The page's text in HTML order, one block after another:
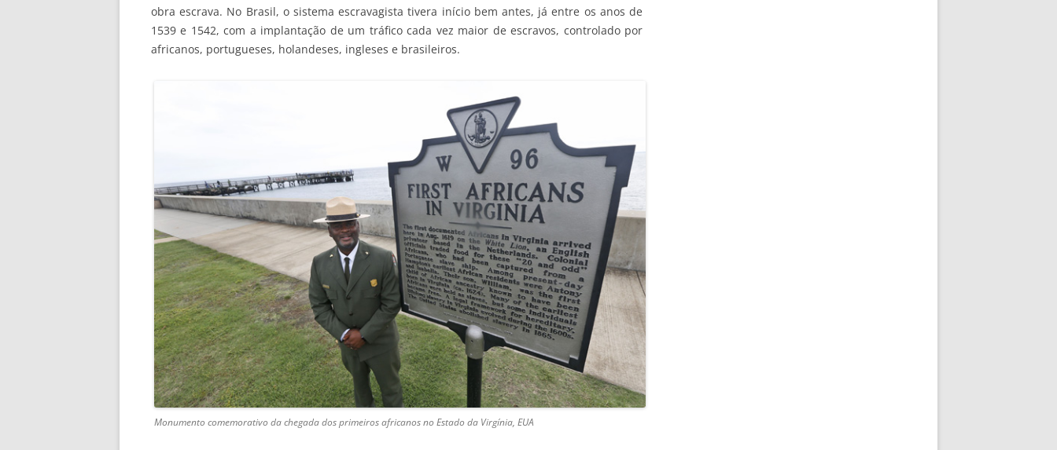
obra escrava. No Brasil, o sistema escravagista tivera início bem antes, já entre os anos de
1539 e 1542, com a implantação de um tráfico cada vez maior de escravos, controlado por
africanos, portugueses, holandeses, ingleses e brasileiros.
Monumento comemorativo da chegada dos primeiros africanos no Estado da Virgínia, EUA